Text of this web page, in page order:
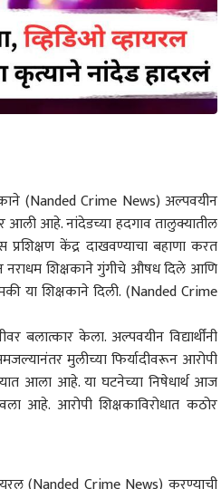
(Nanded Crime News) अल्पवयीन
आली आहे. नांदेडच्या हदगाव तालुक्यातील
केंद्र दाखवण्याचा बहाणा करत
नराधम शिक्षकाने गुंगीचे औषध दिले आणि
या शिक्षकाने दिली. (Nanded Crime
बलात्कार केला. अल्पवयीन विद्यार्थींनी
मुलीच्या फिर्यादीवरून आरोपी
आला आहे. या घटनेच्या निषेधार्थ आज
आहे. आरोपी शिक्षकाविरोधात कठोर